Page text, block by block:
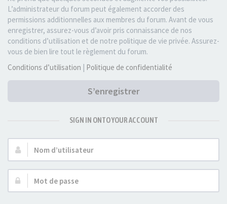
L’administrateur du forum peut également accorder des
permissions additionnelles aux membres du forum. Avant de vous
enregistrer, assurez-vous d’avoir pris connaissance de nos
conditions d’utilisation et de notre politique de vie privée. Assurez-
vous de bien lire tout le règlement du forum.
Conditions d’utilisation | Politique de confidentialité
S’enregistrer
SIGN IN ONTO YOUR ACCOUNT
Nom
d’utilisateur :
Mot
de